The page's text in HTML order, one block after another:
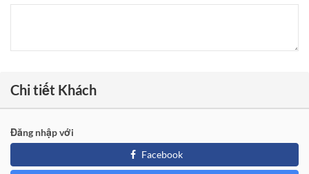
Chi tiết Khách
Đăng nhập với
Facebook